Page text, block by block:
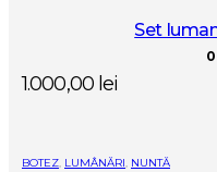
Set
0
1.000,00 lei
BOTEZ, LUMÂNĂRI, NUNTĂ